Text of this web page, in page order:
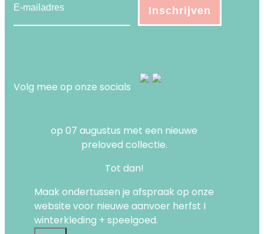
Volg mee op onze socials
op 07 augustus met een nieuwe
preloved collectie.
Tot dan!
Maak ondertussen je afspraak op onze
website voor nieuwe aanvoer herfst I
winterkleding + speelgoed.